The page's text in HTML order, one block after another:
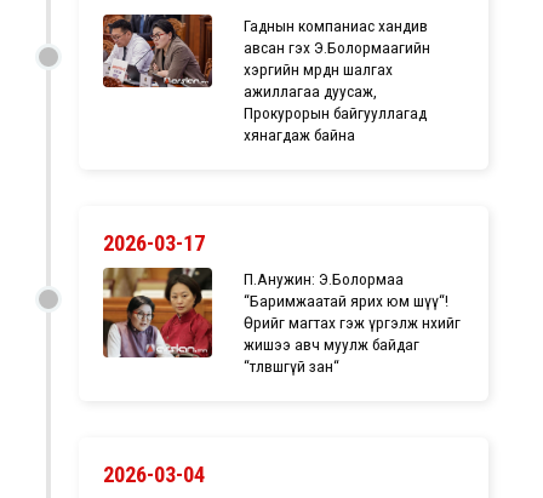
Гаднын компаниас хандив
авсан гэх Э.Болормаагийн
хэргийн мөрдөн шалгах
ажиллагаа дуусаж,
Прокурорын байгууллагад
хянагдаж байна
2026-03-17
П.Анужин: Э.Болормаа
“Баримжаатай ярих юм шүү“!
Өрийгөө магтах гэж үргэлж өнөөхийг
жишээ авч муулж байдаг
“төлөвшөөгүй зан“
2026-03-04